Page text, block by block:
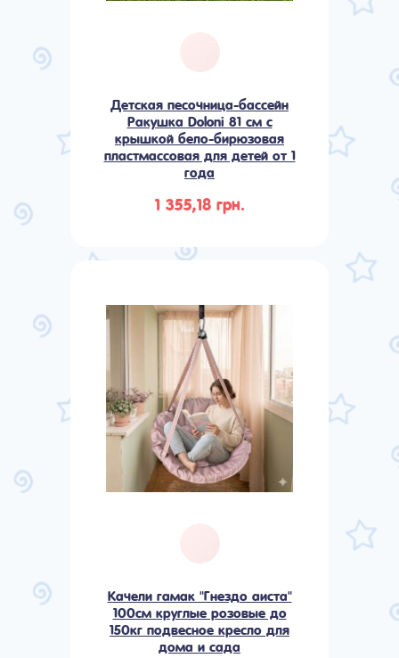
Детская песочница-бассейн
Ракушка Doloni 81 см с
крышкой бело-бирюзовая
пластмассовая для детей от 1
года
1 355,18 грн.
Качели гамак "Гнездо аиста"
100см круглые розовые до
150кг подвесное кресло для
дома и сада